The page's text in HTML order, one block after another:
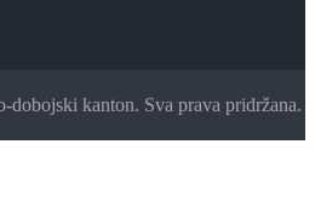
kanton. Sva prava pridržana.